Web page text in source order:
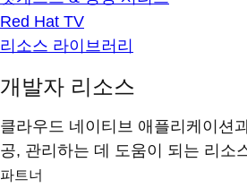
Red Hat TV
리소스 라이브러리
개발자 리소스
클라우드 네이티브 애플리케이션
공, 관리하는 데 도움이 되는 리소
파트너